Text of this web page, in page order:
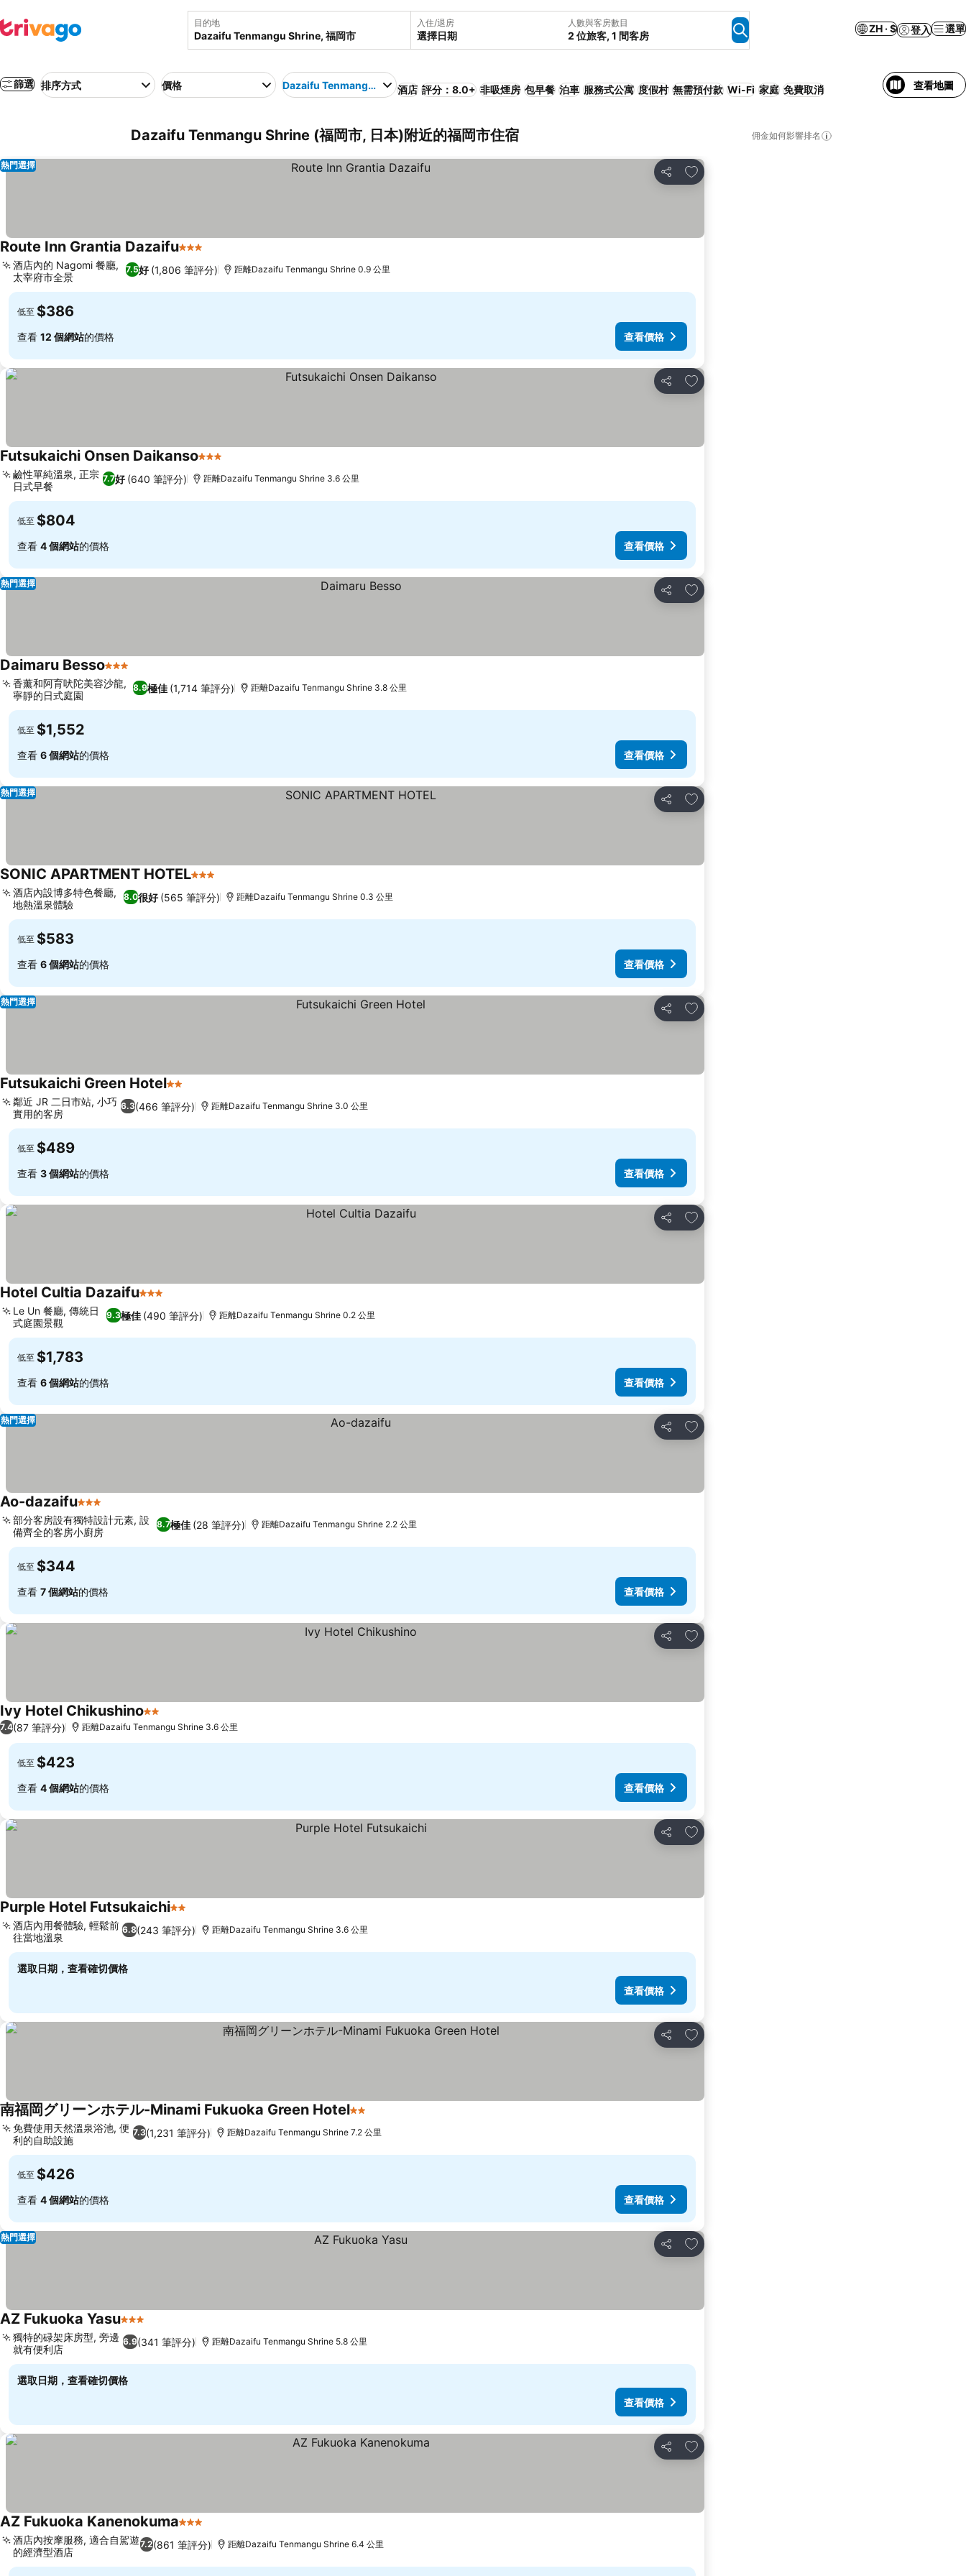
目的地 入住/退房
選擇日期
人數與客房數目
2 位旅客, 1 間客房
ZH · $ 登入 選單
篩選 排序方式 價格 Dazaifu Tenmangu Shrine
酒店 評分：8.0+ 非吸煙房 包早餐 泊車 服務式公寓 度假村 無需預付款 Wi-Fi 家庭 免費取消 查看地圖
Dazaifu Tenmangu Shrine (福岡市, 日本)附近的福岡市住宿 佣金如何影響排名
分享
放到收藏夾
熱門選擇
Route Inn Grantia Dazaifu3 星級
7.5好 (1,806 筆評分)
酒店內的 Nagomi 餐廳,
太宰府市全景
距離Dazaifu Tenmangu Shrine 0.9 公里
低至 $386
查看 12 個網站的價格 查看價格
分享
放到收藏夾
Futsukaichi Onsen Daikanso3 星級
7.7好 (640 筆評分)
鹼性單純溫泉, 正宗
日式早餐
距離Dazaifu Tenmangu Shrine 3.6 公里
低至 $804
查看 4 個網站的價格 查看價格
分享
放到收藏夾
熱門選擇
Daimaru Besso3 星級
8.9極佳 (1,714 筆評分)
香薰和阿育吠陀美容沙龍,
寧靜的日式庭園
距離Dazaifu Tenmangu Shrine 3.8 公里
低至 $1,552
查看 6 個網站的價格 查看價格
分享
放到收藏夾
熱門選擇
SONIC APARTMENT HOTEL3 星級
8.0很好 (565 筆評分)
酒店內設博多特色餐廳,
地熱溫泉體驗
距離Dazaifu Tenmangu Shrine 0.3 公里
低至 $583
查看 6 個網站的價格 查看價格
分享
放到收藏夾
熱門選擇
Futsukaichi Green Hotel2 星級
6.3(466 筆評分)
鄰近 JR 二日市站, 小巧
實用的客房
距離Dazaifu Tenmangu Shrine 3.0 公里
低至 $489
查看 3 個網站的價格 查看價格
分享
放到收藏夾
Hotel Cultia Dazaifu3 星級
9.3極佳 (490 筆評分)
Le Un 餐廳, 傳統日
式庭園景觀
距離Dazaifu Tenmangu Shrine 0.2 公里
低至 $1,783
查看 6 個網站的價格 查看價格
分享
放到收藏夾
熱門選擇
Ao-dazaifu3 星級
8.7極佳 (28 筆評分)
部分客房設有獨特設計元素, 設
備齊全的客房小廚房
距離Dazaifu Tenmangu Shrine 2.2 公里
低至 $344
查看 7 個網站的價格 查看價格
分享
放到收藏夾
Ivy Hotel Chikushino2 星級
7.4(87 筆評分) 距離Dazaifu Tenmangu Shrine 3.6 公里
低至 $423
查看 4 個網站的價格 查看價格
分享
放到收藏夾
Purple Hotel Futsukaichi2 星級
6.8(243 筆評分)
酒店內用餐體驗, 輕鬆前
往當地溫泉
距離Dazaifu Tenmangu Shrine 3.6 公里
選取日期，查看確切價格
查看價格
分享
放到收藏夾
南福岡グリーンホテル-Minami Fukuoka Green Hotel2 星級
7.3(1,231 筆評分)
免費使用天然溫泉浴池, 便
利的自助設施
距離Dazaifu Tenmangu Shrine 7.2 公里
低至 $426
查看 4 個網站的價格 查看價格
分享
放到收藏夾
熱門選擇
AZ Fukuoka Yasu3 星級
6.9(341 筆評分)
獨特的碌架床房型, 旁邊
就有便利店
距離Dazaifu Tenmangu Shrine 5.8 公里
選取日期，查看確切價格
查看價格
分享
放到收藏夾
AZ Fukuoka Kanenokuma3 星級
7.2(861 筆評分)
酒店內按摩服務, 適合自駕遊
的經濟型酒店
距離Dazaifu Tenmangu Shrine 6.4 公里